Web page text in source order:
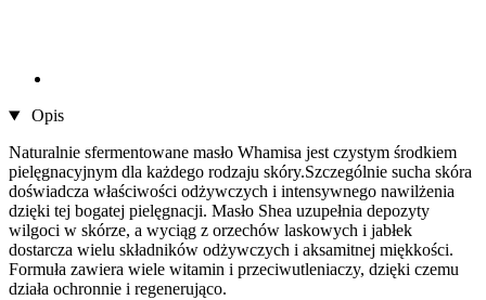
Opis
Naturalnie sfermentowane masło Whamisa jest czystym środkiem
pielęgnacyjnym dla każdego rodzaju skóry.Szczególnie sucha skóra
doświadcza właściwości odżywczych i intensywnego nawilżenia
dzięki tej bogatej pielęgnacji. Masło Shea uzupełnia depozyty
wilgoci w skórze, a wyciąg z orzechów laskowych i jabłek
dostarcza wielu składników odżywczych i aksamitnej miękkości.
Formuła zawiera wiele witamin i przeciwutleniaczy, dzięki czemu
działa ochronnie i regenerująco.